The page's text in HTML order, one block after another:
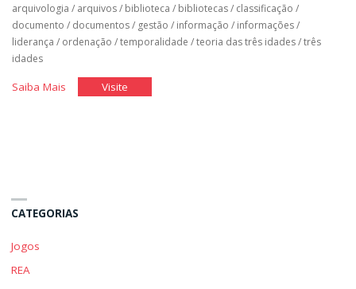
arquivologia / arquivos/ biblioteca / bibliotecas/ classificação /
documento / documentos/ gestão / informação / informações/
liderança / ordenação /temporalidade /teoria das três idades/três
idades
Saiba Mais"Arquivando
Visite"Arquivando
CATEGORIAS
Jogos
REA